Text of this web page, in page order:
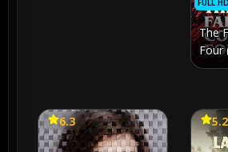
FULL HD
The
Four
6.3 5.2